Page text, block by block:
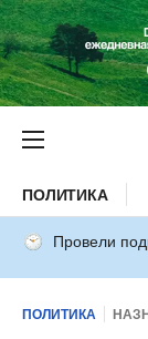
ПОЛИТИКА
Провели
ПОЛИТИКА